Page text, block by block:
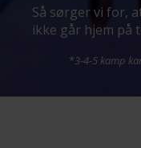
Så sørger vi for,
ikke går hjem på
*3-4-5 kamp